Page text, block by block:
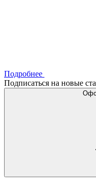
Подробнее
Подписаться на новые